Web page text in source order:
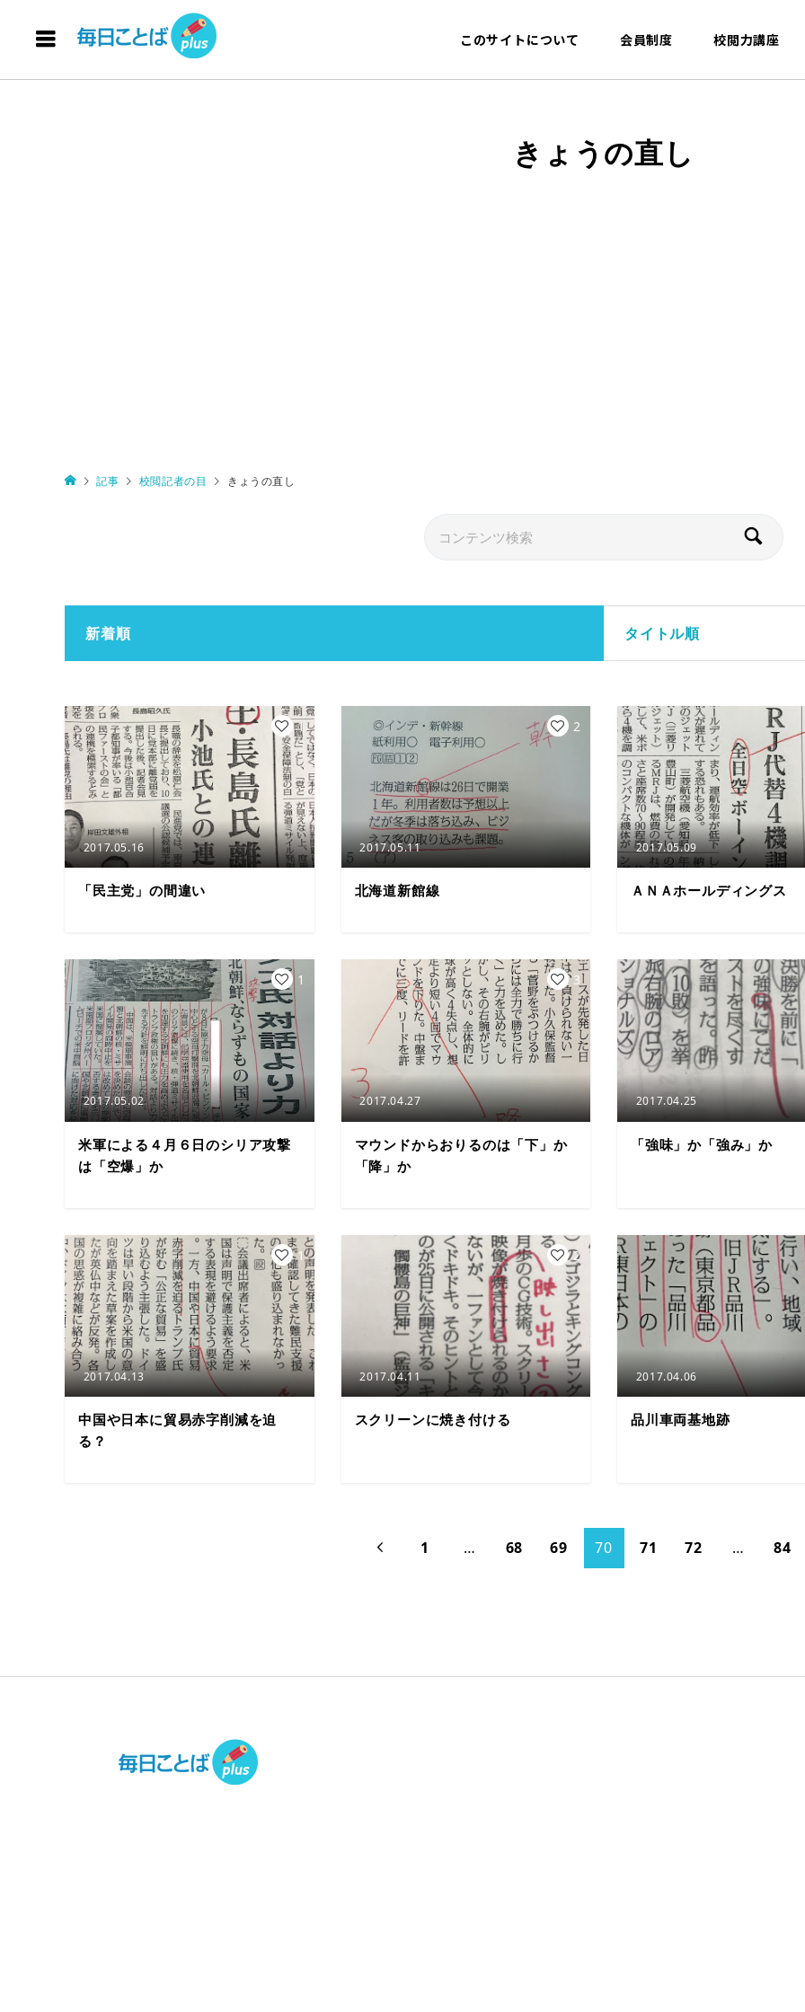
このサイトについて 会員制度 校閲力講座
きょうの直し
記事 校閲記者の目 きょうの直し
新着順 タイトル順
2017.05.16
「民主党」の間違い
1
2017.05.11
北海道新館線
2
2017.05.09
ＡＮＡホールディングス
2017.05.02
米軍による４月６日のシリア攻撃
は「空爆」か
1
2017.04.27
マウンドからおりるのは「下」か
「降」か
3
2017.04.25
「強味」か「強み」か
2017.04.13
中国や日本に貿易赤字削減を迫
る？
1
2017.04.11
スクリーンに焼き付ける
2
2017.04.06
品川車両基地跡
 1 … 68 69 70 71 72 … 84